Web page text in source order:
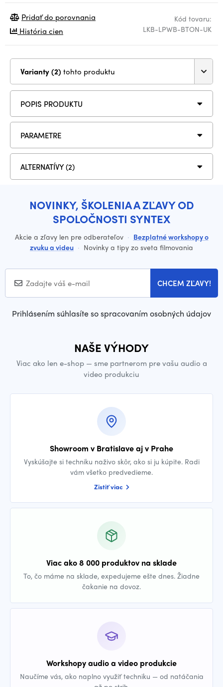
Kód tovaru:
LKB-LPWB-BTON-UK
Pridať do porovnania
História cien
Varianty (2) tohto produktu
POPIS PRODUKTU
PARAMETRE
ALTERNATÍVY (2)
NOVINKY, ŠKOLENIA A ZĽAVY OD
SPOLOČNOSTI SYNTEX
Akcie a zľavy len pre odberateľov · Bezplatné workshopy o
zvuku a videu · Novinky a tipy zo sveta filmovania
CHCEM ZĽAVY!
Prihlásením súhlasíte so spracovaním osobných údajov
NAŠE VÝHODY
Viac ako len e-shop — sme partnerom pre vašu audio a
video produkciu
Showroom v Bratislave aj v Prahe
Vyskúšajte si techniku naživo skôr, ako si ju kúpite. Radi
vám všetko predvedieme.
Zistiť viac
Viac ako 8 000 produktov na sklade
To, čo máme na sklade, expedujeme ešte dnes. Žiadne
čakanie na dovoz.
Workshopy audio a video produkcie
Naučíme vás, ako naplno využiť techniku — od natáčania